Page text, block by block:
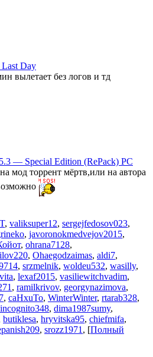
Day
вылетает без логов и тд
— Special Edition (RePack) PC
мод торрент мёртв,или на автора
, valiksuper12, sergejfedosov023,
, javoronokmedvejov2015,
, ohrana7128,
, Ohaegodzaimas, aldi7,
, srzmelnik, woldeu532, wasilly,
, lexaf2015, vasiliewitchvadim,
, ramilkrivov, georgynazimova,
, caHxuTo, WinterWinter, rtarab328,
, dima1987sumy,
butiklesa, hryvitska95, chiefmifa,
, srozz1971, [Полный